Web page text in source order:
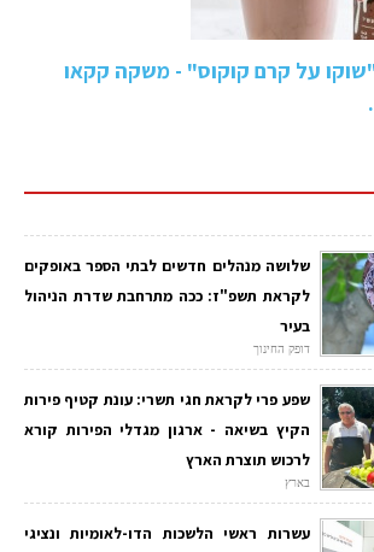
על קרם קוקוס" - משקה קקאו
שלושה מנהלים חדשים לבתי הספר באופקים
לקראת תשפ"ז: ככה מתרחבת שדרת הניהול
בעיר
דופק החינוך
שפע פרי לקראת חגי תשרי: עונת קטיף פירות
הקיץ בשיאה - ארגון מגדלי הפירות קורא
לרכוש תוצרת הארץ
בארץ
עשרות ראשי הלשכות הדו-לאומיות ונציגי